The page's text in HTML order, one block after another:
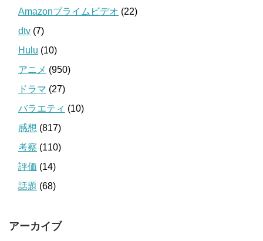
Amazonプライムビデオ (22)
dtv (7)
Hulu (10)
アニメ (950)
ドラマ (27)
バラエティ (10)
感想 (817)
考察 (110)
評価 (14)
話題 (68)
アーカイブ